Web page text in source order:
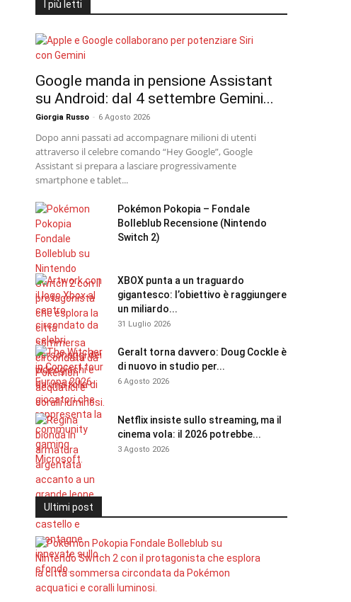
I più letti
Google manda in pensione Assistant
su Android: dal 4 settembre Gemini...
Giorgia Russo - 6 Agosto 2026
Dopo anni passati ad accompagnare milioni di utenti
attraverso il celebre comando “Hey Google”, Google
Assistant si prepara a lasciare progressivamente
smartphone e tablet...
Pokémon Pokopia – Fondale
Bolleblub Recensione (Nintendo
Switch 2)
XBOX punta a un traguardo
gigantesco: l’obiettivo è raggiungere
un miliardo...
31 Luglio 2026
Geralt torna davvero: Doug Cockle è
di nuovo in studio per...
6 Agosto 2026
Netflix insiste sullo streaming, ma il
cinema vola: il 2026 potrebbe...
3 Agosto 2026
Ultimi post